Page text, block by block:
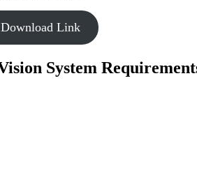
Download Link
System